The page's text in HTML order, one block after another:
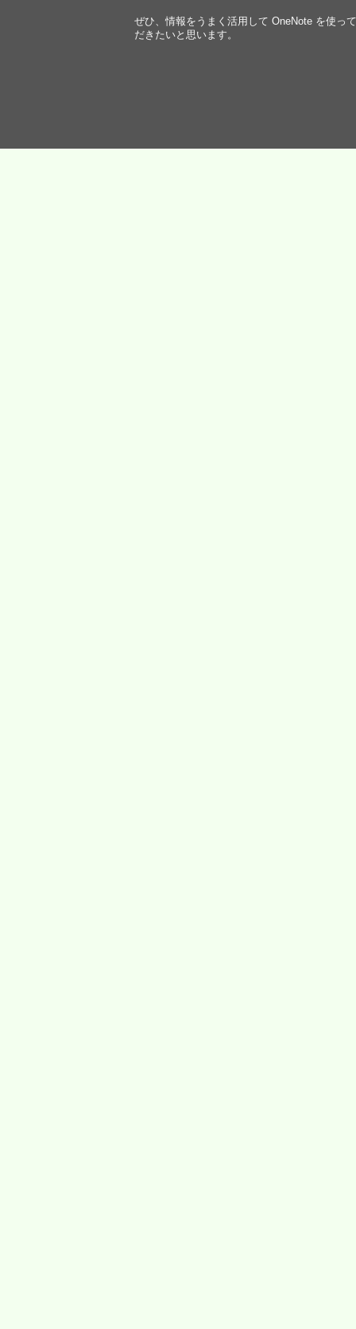
ぜひ、情報をうまく活用して OneNote を使っ
だきたいと思います。